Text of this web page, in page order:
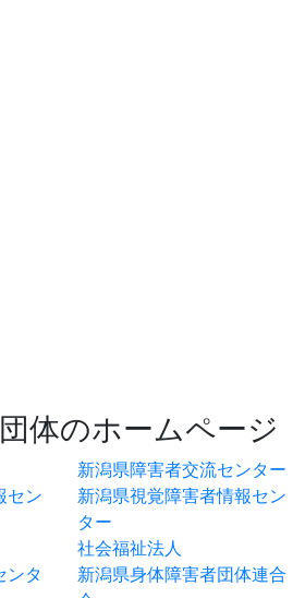
体のホームページ
新潟県障害者交流センター
セン
新潟県視覚障害者情報セン
ター
ンタ
社会福祉法人
新潟県身体障害者団体連合